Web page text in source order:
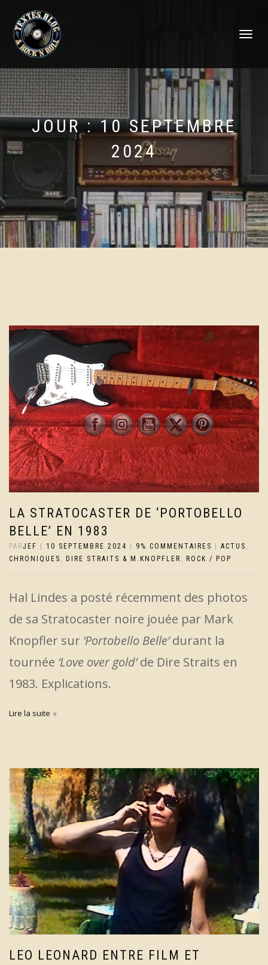
DÉPLIER
JOUR :10 SEPTEMBRE
2024
LA STRATOCASTER DE ‘PORTOBELLO
BELLE’ EN 1983
PARJEF | 10 SEPTEMBRE 2024 | 9% COMMENTAIRES | ACTUS
CHRONIQUES
DIRE STRAITS & M.KNOPFLER ROCK / POP
Hal Lindes a posté récemment des photos
de sa Stratocaster noire jouée par Mark
Knopfler sur ‘Portobello Belle’durant la
tournée ‘Love over gold’de Dire Straits en
1983. Explications.
Lire la suite
LEO LEONARD ENTRE FILM ET